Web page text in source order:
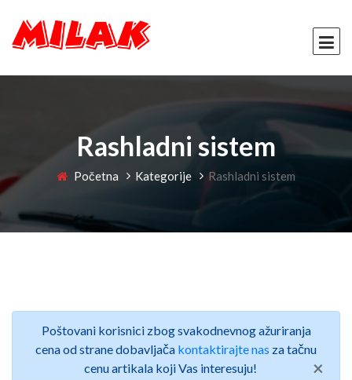
Rashladni sistem
Početna Kategorije Rashladni sistem
Poštovani korisnici zbog svakodnevnog ažuriranja
cena od strane dobavljača kontaktirajte nas za tačnu
cenu artikala koji Vas interesuju!
×